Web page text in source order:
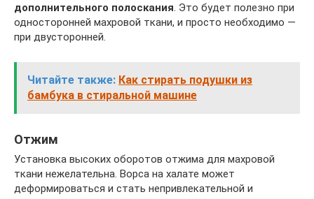
дополнительного полоскания. Это будет полезно при
односторонней махровой ткани, и просто необходимо —
при двусторонней.
Читайте также: Как стирать подушки из
бамбука в стиральной машине
Отжим
Установка высоких оборотов отжима для махровой
ткани нежелательна. Ворса на халате может
деформироваться и стать непривлекательной и